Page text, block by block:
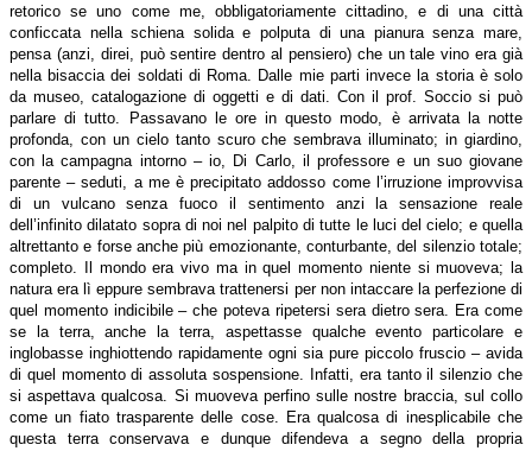
retorico se uno come me, obbligatoriamente cittadino, e di una città
conficcata nella schiena solida e polputa di una pianura senza mare,
pensa (anzi, direi, può sentire dentro al pensiero) che un tale vino era già
nella bisaccia dei soldati di Roma. Dalle mie parti invece la storia è solo
da museo, catalogazione di oggetti e di dati. Con il prof. Soccio si può
parlare di tutto. Passavano le ore in questo modo, è arrivata la notte
profonda, con un cielo tanto scuro che sembrava illuminato; in giardino,
con la campagna intorno – io, Di Carlo, il professore e un suo giovane
parente – seduti, a me è precipitato addosso come l’irruzione improvvisa
di un vulcano senza fuoco il sentimento anzi la sensazione reale
dell’infinito dilatato sopra di noi nel palpito di tutte le luci del cielo; e quella
altrettanto e forse anche più emozionante, conturbante, del silenzio totale;
completo. Il mondo era vivo ma in quel momento niente si muoveva; la
natura era lì eppure sembrava trattenersi per non intaccare la perfezione di
quel momento indicibile – che poteva ripetersi sera dietro sera. Era come
se la terra, anche la terra, aspettasse qualche evento particolare e
inglobasse inghiottendo rapidamente ogni sia pure piccolo fruscio – avida
di quel momento di assoluta sospensione. Infatti, era tanto il silenzio che
si aspettava qualcosa. Si muoveva perfino sulle nostre braccia, sul collo
come un fiato trasparente delle cose. Era qualcosa di inesplicabile che
questa terra conservava e dunque difendeva a segno della propria